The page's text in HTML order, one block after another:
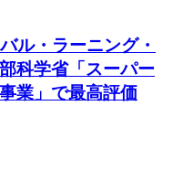
ル・ラーニング・
科学省「スーパー
業」で最高評価